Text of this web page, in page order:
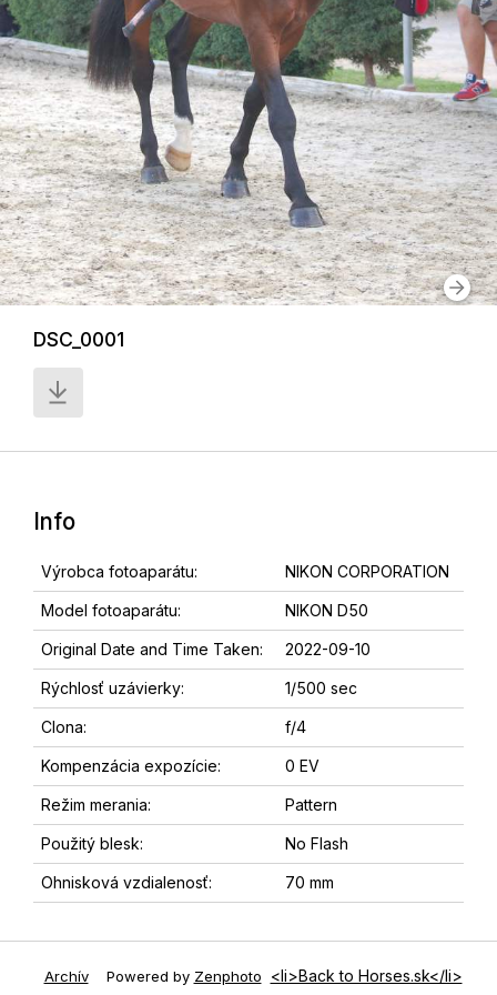
DSC_0001
Info
Výrobca fotoaparátu: NIKON CORPORATION
Model fotoaparátu: NIKON D50
Original Date and Time Taken: 2022-09-10
Rýchlosť uzávierky: 1/500 sec
Clona: f/4
Kompenzácia expozície: 0 EV
Režim merania: Pattern
Použitý blesk: No Flash
Ohnisková vzdialenosť: 70 mm
Archív Powered by Zenphoto <li>Back to Horses.sk</li>